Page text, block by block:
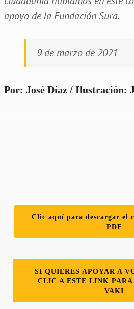
apoyo de la Fundación Sura.
9 de marzo de 2021
Por: José Díaz / Ilustración:
Clic aquí para descargar el
PDF
SI QUIERES APOYAR A
CLIC A ESTE LINK PARA
VAKI